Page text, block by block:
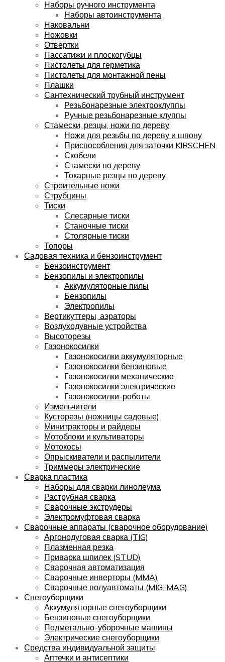
Наборы ручного инструмента
Наборы автоинструмента
Наковальни
Ножовки
Отвертки
Пассатижи и плоскогубцы
Пистолеты для герметика
Пистолеты для монтажной пены
Плашки
Сантехнический трубный инструмент
Резьбонарезные электроклуппы
Ручные резьбонарезные клуппы
Стамески, резцы, ножи по дереву
Ножи для резьбы по дереву и шпону
Приспособления для заточки KIRSCHEN
Скобели
Стамески по дереву
Токарные резцы по дереву
Строительные ножи
Струбцины
Тиски
Слесарные тиски
Станочные тиски
Столярные тиски
Топоры
Садовая техника и бензоинструмент
Бензоинструмент
Бензопилы и электропилы
Аккумуляторные пилы
Бензопилы
Электропилы
Вертикуттеры, аэраторы
Воздуходувные устройства
Высоторезы
Газонокосилки
Газонокосилки аккумуляторные
Газонокосилки бензиновые
Газонокосилки механические
Газонокосилки электрические
Газонокосилки-роботы
Измельчители
Кусторезы (ножницы садовые)
Минитракторы и райдеры
Мотоблоки и культиваторы
Мотокосы
Опрыскиватели и распылители
Триммеры электрические
Сварка пластика
Наборы для сварки линолеума
Раструбная сварка
Сварочные экструдеры
Электромуфтовая сварка
Сварочные аппараты (сварочное оборудование)
Аргонодуговая сварка (TIG)
Плазменная резка
Приварка шпилек (STUD)
Сварочная автоматизация
Сварочные инверторы (MMA)
Сварочные полуавтоматы (MIG-MAG)
Снегоуборщики
Аккумуляторные снегоуборщики
Бензиновые снегоуборщики
Подметально-уборочные машины
Электрические снегоуборщики
Средства индивидуальной защиты
Аптечки и антисептики